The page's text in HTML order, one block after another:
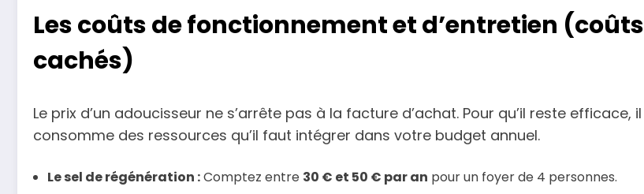
Les coûts de fonctionnement et d’entretien (coûts
cachés)
Le prix d’un adoucisseur ne s’arrête pas à la facture d’achat. Pour qu’il reste efficace, il
consomme des ressources qu’il faut intégrer dans votre budget annuel.
Le sel de régénération :Comptez entre 30 € et 50 € par an pour un foyer de 4 personnes.